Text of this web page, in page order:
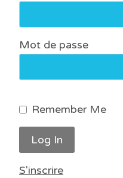
Mot de passe
Remember Me
S'inscrire